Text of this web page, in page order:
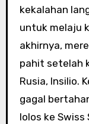
kekalahan
untuk melaju
akhirnya,
pahit setelah
Rusia, Insilio.
gagal
lolos ke Swiss